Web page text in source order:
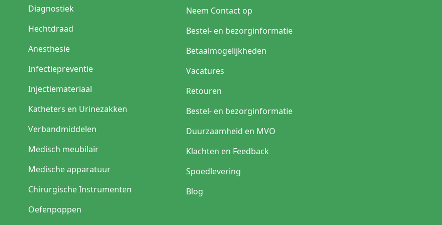
Diagnostiek
Hechtdraad
Anesthesie
Infectiepreventie
Injectiemateriaal
Katheters en Urinezakken
Verbandmiddelen
Medisch meubilair
Medische apparatuur
Chirurgische Instrumenten
Oefenpoppen
Neem Contact op
Bestel- en bezorginformatie
Betaalmogelijkheden
Vacatures
Retouren
Bestel- en bezorginformatie
Duurzaamheid en MVO
Klachten en Feedback
Spoedlevering
Blog